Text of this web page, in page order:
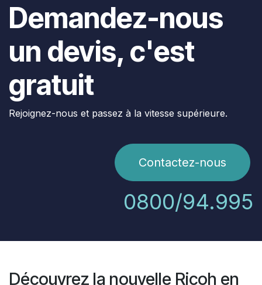
Demandez-nous
un devis, c'est
gratuit
Rejoignez-nous et passez à la vitesse supérieure.
Contactez-nous
0800/94.995
Découvrez la nouvelle Ricoh en